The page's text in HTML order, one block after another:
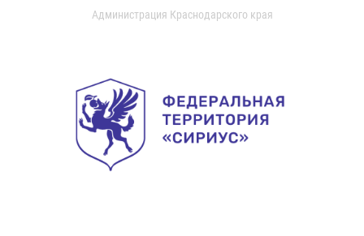
Администрация Краснодарского края